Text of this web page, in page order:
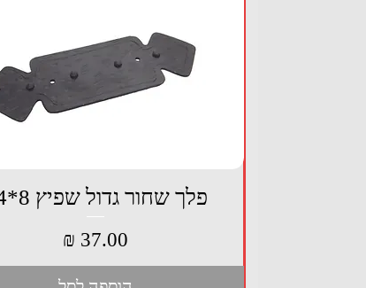
תצוגה מהירה
פלך שחור גדול שפיץ 8*24
מחיר